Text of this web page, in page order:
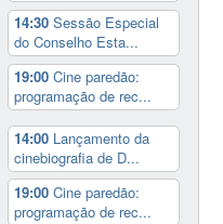
14:30Sessão Especial
do Conselho Esta...
19:00Cine paredão:
programação de rec...
14:00 Lançamento da
cinebiografia de D...
19:00Cine paredão:
programação de rec...